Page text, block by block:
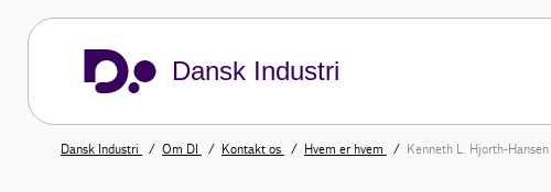
Dansk Industri
Dansk Industri Om DI Kontakt os Hvem er hvem Kenneth L. Hjorth-Hansen